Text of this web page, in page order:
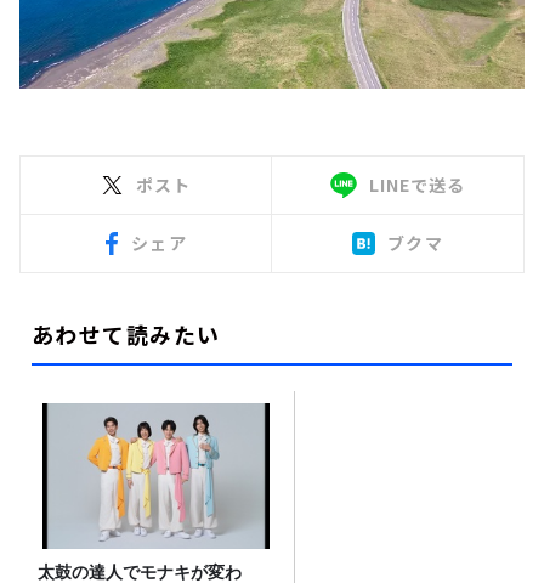
ポスト LINEで送る
シェア ブクマ
あわせて読みたい
太鼓の達人でモナキが変わ